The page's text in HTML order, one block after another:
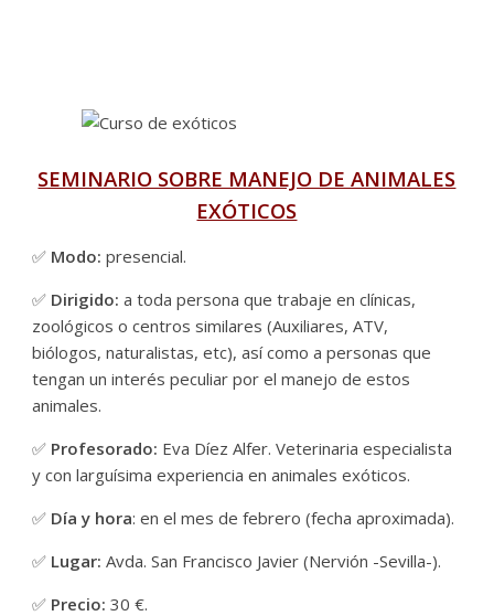
SEMINARIO SOBRE MANEJO DE ANIMALES
EXÓTICOS
✅ Modo: presencial.
✅ Dirigido: a toda persona que trabaje en clínicas,
zoológicos o centros similares (Auxiliares, ATV,
biólogos, naturalistas, etc), así como a personas que
tengan un interés peculiar por el manejo de estos
animales.
✅ Profesorado: Eva Díez Alfer. Veterinaria especialista
y con larguísima experiencia en animales exóticos.
✅ Día y hora: en el mes de febrero (fecha aproximada).
✅ Lugar: Avda. San Francisco Javier (Nervión -Sevilla-).
✅ Precio: 30 €.